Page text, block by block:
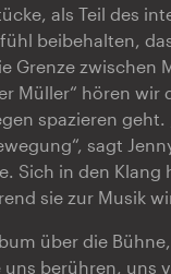
als Teil des
beibehalten,
Grenze zwischen
Müller“ hören
spazieren
sagt
Sich in den
sie zur Musik
über die
uns berühren,